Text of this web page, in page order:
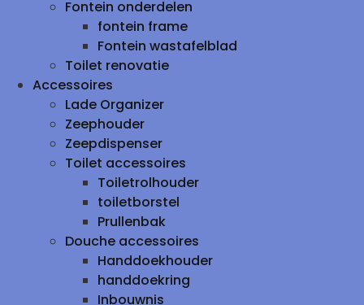
Fontein onderdelen
fontein frame
Fontein wastafelblad
Toilet renovatie
Accessoires
Lade Organizer
Zeephouder
Zeepdispenser
Toilet accessoires
Toiletrolhouder
toiletborstel
Prullenbak
Douche accessoires
Handdoekhouder
handdoekring
Inbouwnis